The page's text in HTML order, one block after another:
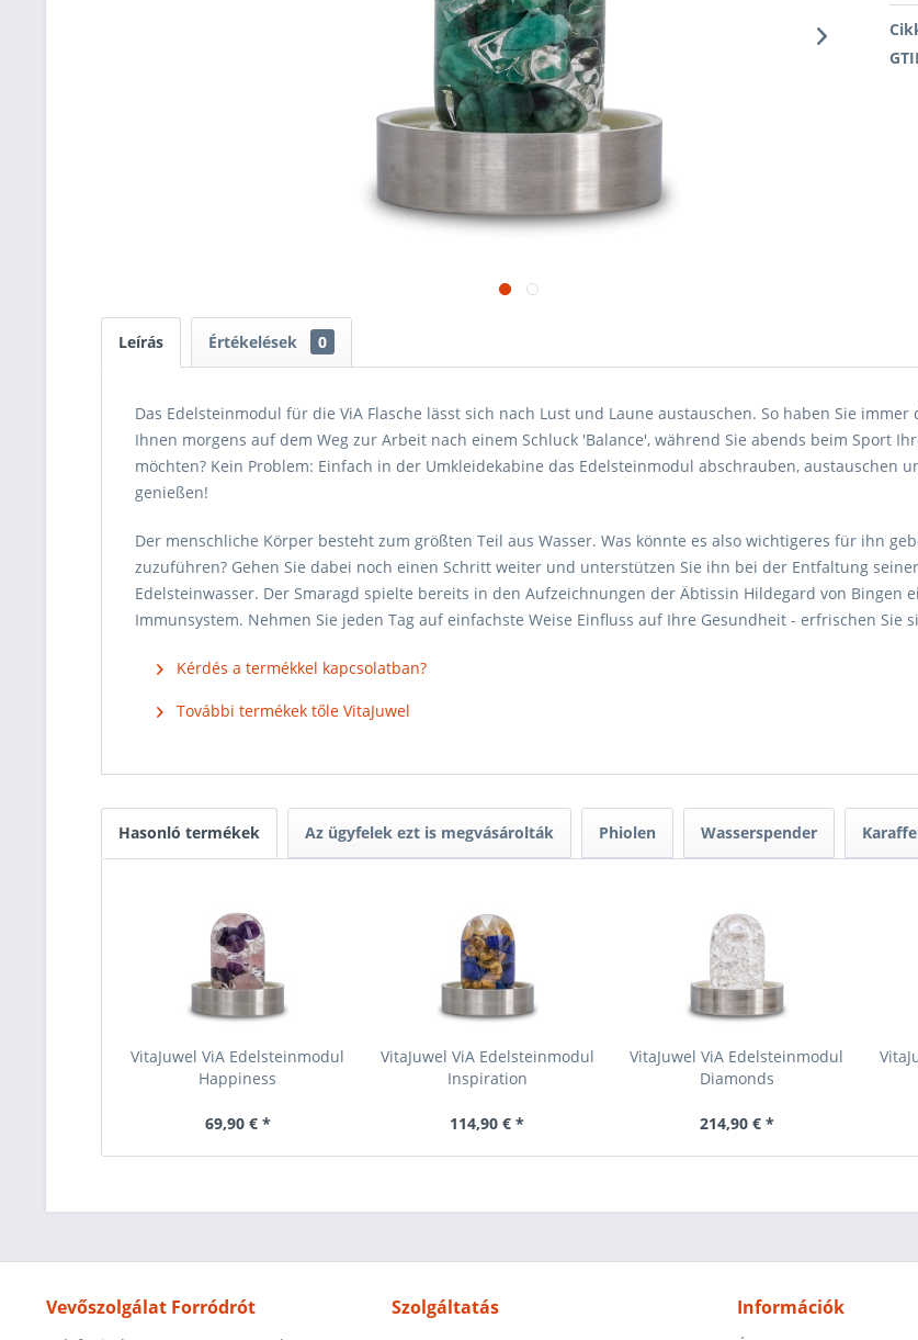
Leírás Értékelések 0
Das Edelsteinmodul für die ViA Flasche lässt sich nach Lust und Laune austauschen. So haben Sie
Ihnen morgens auf dem Weg zur Arbeit nach einem Schluck 'Balance', während Sie abends beim Sport
möchten? Kein Problem: Einfach in der Umkleidekabine das Edelsteinmodul abschrauben, austauschen
genießen!
Der menschliche Körper besteht zum größten Teil aus Wasser. Was könnte es also wichtigeres für ihn
zuzuführen? Gehen Sie dabei noch einen Schritt weiter und unterstützen Sie ihn bei der Entfaltung
Edelsteinwasser. Der Smaragd spielte bereits in den Aufzeichnungen der Äbtissin Hildegard von Bingen
Immunsystem. Nehmen Sie jeden Tag auf einfachste Weise Einfluss auf Ihre Gesundheit - erfrischen Sie
Kérdés a termékkel kapcsolatban?
További termékek tőle VitaJuwel
Hasonló termékek Az ügyfelek ezt is megvásárolták Phiolen Wasserspender
VitaJuwel ViA Edelsteinmodul
Happiness
69,90 € *
VitaJuwel ViA Edelsteinmodul
Inspiration
114,90 € *
VitaJuwel ViA Edelsteinmodul
Diamonds
214,90 € *
Vevőszolgálat Forródrót Szolgáltatás Információk